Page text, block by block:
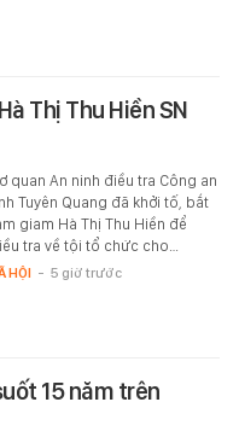
Thị Thu Hiền SN
quan An ninh điều tra Công an
Tuyên Quang đã khởi tố, bắt
giam Hà Thị Thu Hiền để
tra về tội tổ chức cho…
HỘI - 5 giờ trước
15 năm trên